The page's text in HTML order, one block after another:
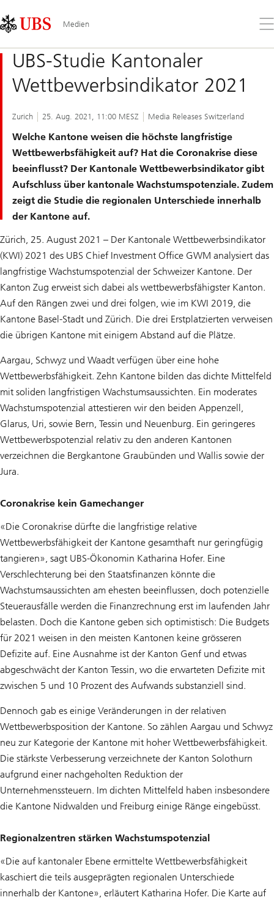
Links
Area
Medien
Sie
UBS-Studie Kantonaler
Wettbewerbsindikator 2021
Zurich 25. Aug. 2021, 11:00 MESZ Media Releases Switzerland
Welche Kantone weisen die höchste langfristige
Wettbewerbsfähigkeit auf? Hat die Coronakrise diese
beeinflusst? Der Kantonale Wettbewerbsindikator gibt
Aufschluss über kantonale Wachstumspotenziale. Zudem
zeigt die Studie die regionalen Unterschiede innerhalb
der Kantone auf.
Zürich, 25. August 2021 – Der Kantonale Wettbewerbsindikator
(KWI) 2021 des UBS Chief Investment Office GWM analysiert das
langfristige Wachstumspotenzial der Schweizer Kantone. Der
Kanton Zug erweist sich dabei als wettbewerbsfähigster Kanton.
Auf den Rängen zwei und drei folgen, wie im KWI 2019, die
Kantone Basel-Stadt und Zürich. Die drei Erstplatzierten verweisen
die übrigen Kantone mit einigem Abstand auf die Plätze.
Aargau, Schwyz und Waadt verfügen über eine hohe
Wettbewerbsfähigkeit. Zehn Kantone bilden das dichte Mittelfeld
mit soliden langfristigen Wachstumsaussichten. Ein moderates
Wachstumspotenzial attestieren wir den beiden Appenzell,
Glarus, Uri, sowie Bern, Tessin und Neuenburg. Ein geringeres
Wettbewerbspotenzial relativ zu den anderen Kantonen
verzeichnen die Bergkantone Graubünden und Wallis sowie der
Jura.
Coronakrise kein Gamechanger
«Die Coronakrise dürfte die langfristige relative
Wettbewerbsfähigkeit der Kantone gesamthaft nur geringfügig
tangieren», sagt UBS-Ökonomin Katharina Hofer. Eine
Verschlechterung bei den Staatsfinanzen könnte die
Wachstumsaussichten am ehesten beeinflussen, doch potenzielle
Steuerausfälle werden die Finanzrechnung erst im laufenden Jahr
belasten. Doch die Kantone geben sich optimistisch: Die Budgets
für 2021 weisen in den meisten Kantonen keine grösseren
Defizite auf. Eine Ausnahme ist der Kanton Genf und etwas
abgeschwächt der Kanton Tessin, wo die erwarteten Defizite mit
zwischen 5 und 10 Prozent des Aufwands substanziell sind.
Dennoch gab es einige Veränderungen in der relativen
Wettbewerbsposition der Kantone. So zählen Aargau und Schwyz
neu zur Kategorie der Kantone mit hoher Wettbewerbsfähigkeit.
Die stärkste Verbesserung verzeichnete der Kanton Solothurn
aufgrund einer nachgeholten Reduktion der
Unternehmenssteuern. Im dichten Mittelfeld haben insbesondere
die Kantone Nidwalden und Freiburg einige Ränge eingebüsst.
Regionalzentren stärken Wachstumspotenzial
«Die auf kantonaler Ebene ermittelte Wettbewerbsfähigkeit
kaschiert die teils ausgeprägten regionalen Unterschiede
innerhalb der Kantone», erläutert Katharina Hofer. Die Karte auf